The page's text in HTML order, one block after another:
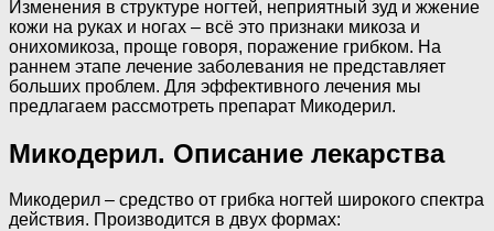
Изменения в структуре ногтей, неприятный зуд и жжение
кожи на руках и ногах – всё это признаки микоза и
онихомикоза, проще говоря, поражение грибком. На
раннем этапе лечение заболевания не представляет
больших проблем. Для эффективного лечения мы
предлагаем рассмотреть препарат Микодерил.
Микодерил. Описание лекарства
Микодерил – средство от грибка ногтей широкого спектра
действия. Производится в двух формах: